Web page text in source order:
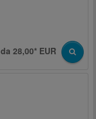
da 28,00* EUR